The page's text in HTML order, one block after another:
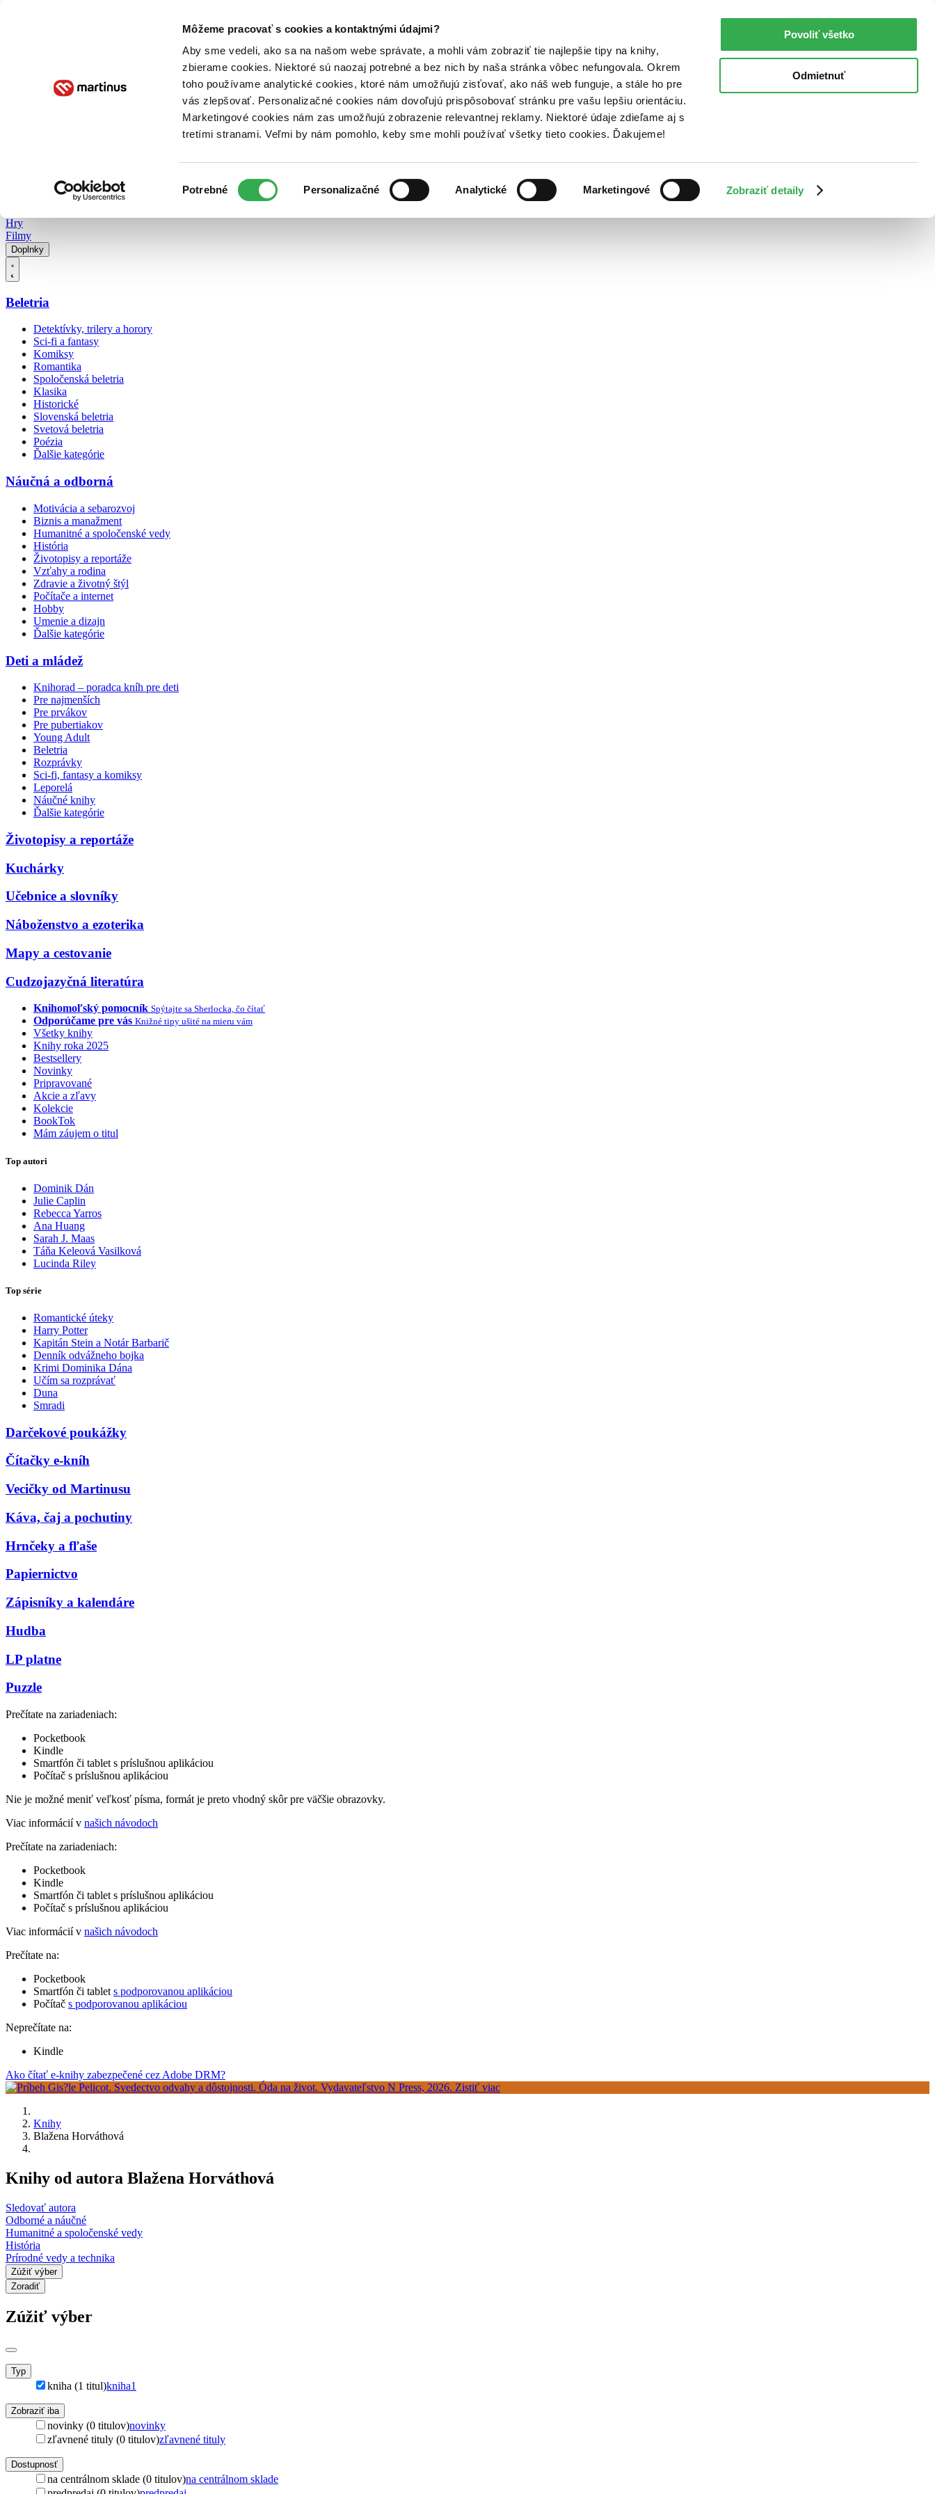
Môžeme pracovať s cookies a kontaktnými údajmi?
Aby sme vedeli, ako sa na našom webe správate, a mohli vám zobraziť tie najlepšie tipy na knihy,
zbierame cookies. Niektoré sú naozaj potrebné a bez nich by naša stránka vôbec nefungovala. Okrem
toho používame analytické cookies, ktoré nám umožňujú zisťovať, ako náš web funguje, a stále ho pre
vás zlepšovať. Personalizačné cookies nám dovoľujú prispôsobovať stránku pre vašu lepšiu orientáciu.
Marketingové cookies nám zas umožňujú zobrazenie relevantnej reklamy. Niektoré údaje zdieľame aj s
tretími stranami. Veľmi by nám pomohlo, keby sme mohli používať všetky tieto cookies. Ďakujeme!
súhlasu
Potrebné Personalizačné Analytické Marketingové Zobraziť detaily
Povoliť všetko
Odmietnuť
Poukážky Kontakt
Hry
Filmy
Doplnky
Beletria
Detektívky, trilery a horory
Sci-fi a fantasy
Komiksy
Romantika
Spoločenská beletria
Klasika
Historické
Slovenská beletria
Svetová beletria
Poézia
Ďalšie kategórie
Náučná a odborná
Motivácia a sebarozvoj
Biznis a manažment
Humanitné a spoločenské vedy
História
Životopisy a reportáže
Vzťahy a rodina
Zdravie a životný štýl
Počítače a internet
Hobby
Umenie a dizajn
Ďalšie kategórie
Deti a mládež
Knihorad – poradca kníh pre deti
Pre najmenších
Pre prvákov
Pre pubertiakov
Young Adult
Beletria
Rozprávky
Sci-fi, fantasy a komiksy
Leporelá
Náučné knihy
Ďalšie kategórie
Životopisy a reportáže
Kuchárky
Učebnice a slovníky
Náboženstvo a ezoterika
Mapy a cestovanie
Cudzojazyčná literatúra
Knihomoľský pomocník Spýtajte sa Sherlocka, čo čítať
Odporúčame pre vás Knižné tipy ušité na mieru vám
Všetky knihy
Knihy roka 2025
Bestsellery
Novinky
Pripravované
Akcie a zľavy
Kolekcie
BookTok
Mám záujem o titul
Top autori
Dominik Dán
Julie Caplin
Rebecca Yarros
Ana Huang
Sarah J. Maas
Táňa Keleová Vasilková
Lucinda Riley
Top série
Romantické úteky
Harry Potter
Kapitán Stein a Notár Barbarič
Denník odvážneho bojka
Krimi Dominika Dána
Učím sa rozprávať
Duna
Smradi
Darčekové poukážky
Čítačky e-kníh
Vecičky od Martinusu
Káva, čaj a pochutiny
Hrnčeky a fľaše
Papiernictvo
Zápisníky a kalendáre
Hudba
LP platne
Puzzle
Prečítate na zariadeniach:
Pocketbook
Kindle
Smartfón či tablet s príslušnou aplikáciou
Počítač s príslušnou aplikáciou
Nie je možné meniť veľkosť písma, formát je preto vhodný skôr pre väčšie obrazovky.
Viac informácií v našich návodoch
Prečítate na zariadeniach:
Pocketbook
Kindle
Smartfón či tablet s príslušnou aplikáciou
Počítač s príslušnou aplikáciou
Viac informácií v našich návodoch
Prečítate na:
Pocketbook
Smartfón či tablet s podporovanou aplikáciou
Počítač s podporovanou aplikáciou
Neprečítate na:
Kindle
Ako čítať e-knihy zabezpečené cez Adobe DRM?
Knihy
Blažena Horváthová
Knihy od autora Blažena Horváthová
Sledovať autora
Odborné a náučné
Humanitné a spoločenské vedy
História
Prírodné vedy a technika
Zúžiť výber
Zoradiť
Zúžiť výber
Typ
kniha (1 titul)kniha1
Zobraziť iba
novinky (0 titulov)novinky
zľavnené tituly (0 titulov)zľavnené tituly
Dostupnosť
na centrálnom sklade (0 titulov)na centrálnom sklade